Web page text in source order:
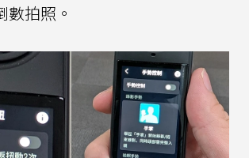
數拍照。